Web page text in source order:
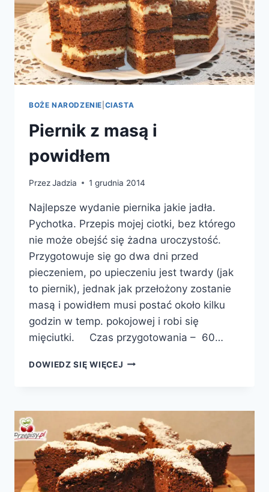
BOŻE NARODZENIE CIASTA
Piernik z masą i
powidłem
PrzezJadzia 1 grudnia 2014
Najlepsze wydanie piernika jakie jadła.
Pychotka. Przepis mojej ciotki, bez którego
nie może obejść się żadna uroczystość.
Przygotowuje się go dwa dni przed
pieczeniem, po upieczeniu jest twardy (jak
to piernik), jednak jak przełożony zostanie
masą i powidłem musi postać około kilku
godzin w temp. pokojowej i robi się
mięciutki. Czas przygotowania – 60…
DOWIEDZ SIĘ WIĘCEJ PIERNIK
POWIDŁEM